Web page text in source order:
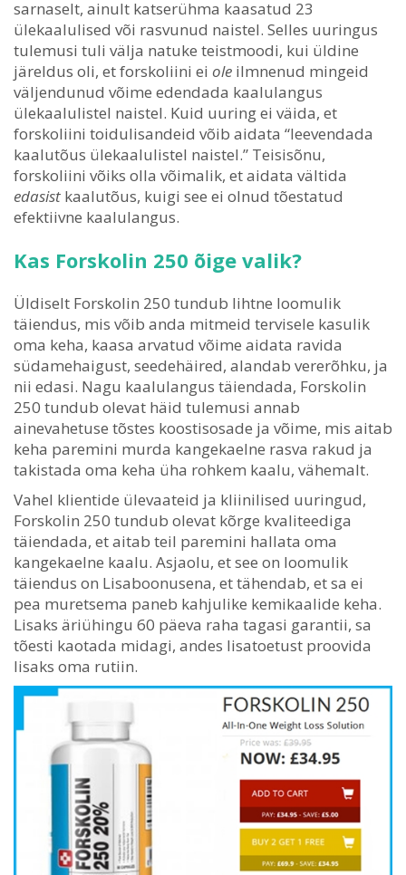
sarnaselt, ainult katserühma kaasatud 23
ülekaalulised või rasvunud naistel. Selles uuringus
tulemusi tuli välja natuke teistmoodi, kui üldine
järeldus oli, et forskoliini ei ole ilmnenud mingeid
väljendunud võime edendada kaalulangus
ülekaalulistel naistel. Kuid uuring ei väida, et
forskoliini toidulisandeid võib aidata “leevendada
kaalutõus ülekaalulistel naistel.” Teisisõnu,
forskoliini võiks olla võimalik, et aidata vältida
edasist kaalutõus, kuigi see ei olnud tõestatud
efektiivne kaalulangus.
Kas Forskolin 250 õige valik?
Üldiselt Forskolin 250 tundub lihtne loomulik
täiendus, mis võib anda mitmeid tervisele kasulik
oma keha, kaasa arvatud võime aidata ravida
südamehaigust, seedehäired, alandab vererõhku, ja
nii edasi. Nagu kaalulangus täiendada, Forskolin
250 tundub olevat häid tulemusi annab
ainevahetuse tõstes koostisosade ja võime, mis aitab
keha paremini murda kangekaelne rasva rakud ja
takistada oma keha üha rohkem kaalu, vähemalt.
Vahel klientide ülevaateid ja kliinilised uuringud,
Forskolin 250 tundub olevat kõrge kvaliteediga
täiendada, et aitab teil paremini hallata oma
kangekaelne kaalu. Asjaolu, et see on loomulik
täiendus on Lisaboonusena, et tähendab, et sa ei
pea muretsema paneb kahjulike kemikaalide keha.
Lisaks äriühingu 60 päeva raha tagasi garantii, sa
tõesti kaotada midagi, andes lisatoetust proovida
lisaks oma rutiin.